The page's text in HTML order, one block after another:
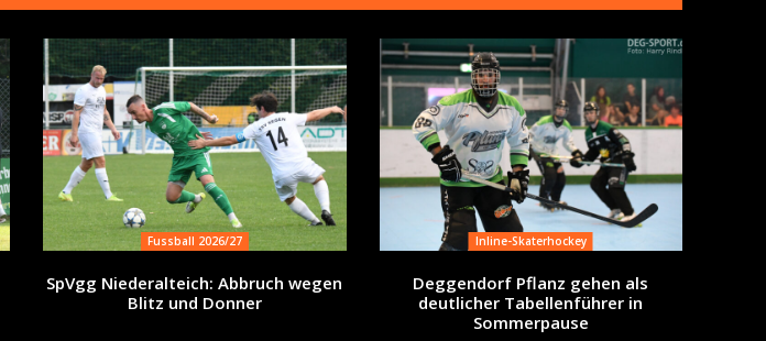
Fussball 2026/27
SpVgg Niederalteich: Abbruch wegen
Blitz und Donner
Inline-Skaterhockey
Deggendorf Pflanz gehen als
deutlicher Tabellenführer in
Sommerpause